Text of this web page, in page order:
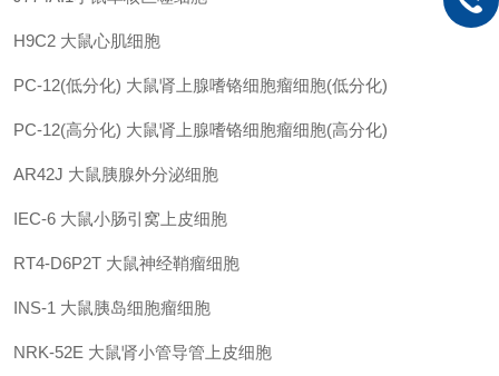
H9C2 大鼠心肌细胞
PC-12(低分化) 大鼠肾上腺嗜铬细胞瘤细胞(低分化)
PC-12(高分化) 大鼠肾上腺嗜铬细胞瘤细胞(高分化)
AR42J 大鼠胰腺外分泌细胞
IEC-6 大鼠小肠引窝上皮细胞
RT4-D6P2T 大鼠神经鞘瘤细胞
INS-1 大鼠胰岛细胞瘤细胞
NRK-52E 大鼠肾小管导管上皮细胞